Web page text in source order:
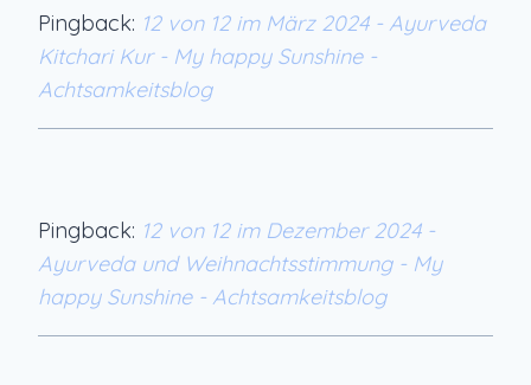
Pingback: 12 von 12 im März 2024 - Ayurveda
Kitchari Kur - My happy Sunshine -
Achtsamkeitsblog
Pingback: 12 von 12 im Dezember 2024 -
Ayurveda und Weihnachtsstimmung - My
happy Sunshine - Achtsamkeitsblog